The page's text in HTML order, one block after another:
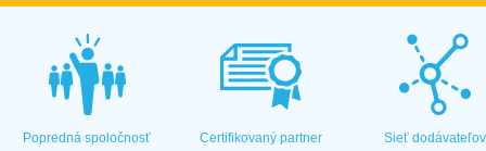
Popredná spoločnosť Certifikovaný partner Sieť dodávateľov